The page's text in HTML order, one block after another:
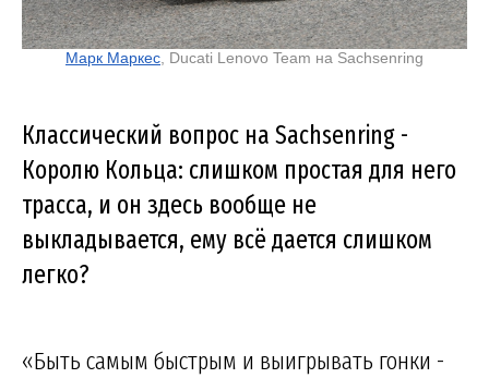
Марк Маркес , Ducati Lenovo Team на Sachsenring
Классический вопрос на Sachsenring -
Королю Кольца: слишком простая для него
трасса, и он здесь вообще не
выкладывается, ему всё дается слишком
легко?
«Быть самым быстрым и выигрывать гонки -